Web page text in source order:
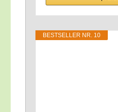
BEST­SEL­LER NR. 10